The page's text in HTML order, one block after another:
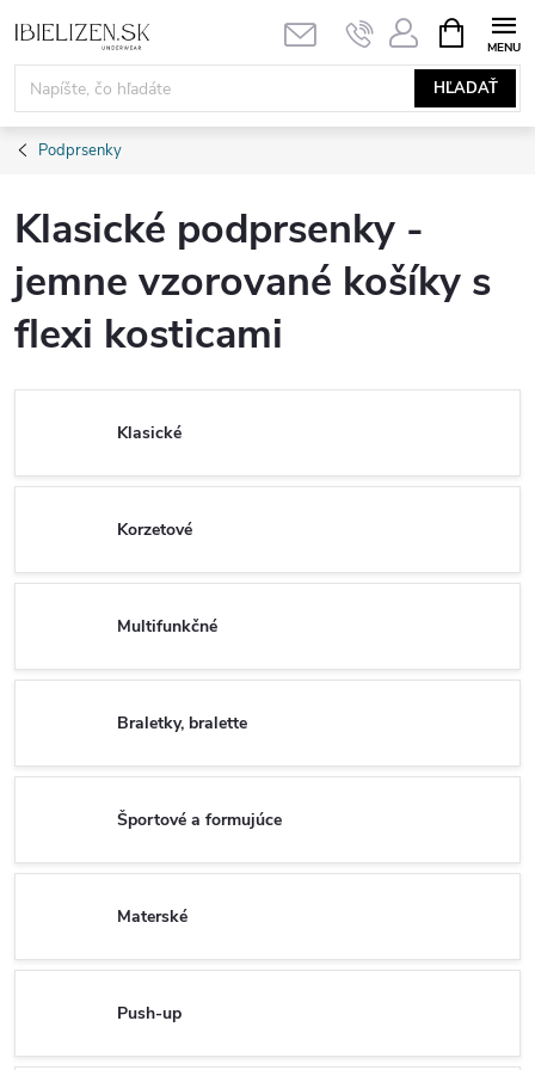
na
obsah
HĽADAŤ
KOŠÍK
Podprsenky
Klasické podprsenky -
jemne vzorované košíky s
flexi kosticami
Klasické
Korzetové
Multifunkčné
Braletky, bralette
Športové a formujúce
Materské
Push-up